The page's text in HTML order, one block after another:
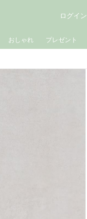
おしゃれ プレゼント
ログイン